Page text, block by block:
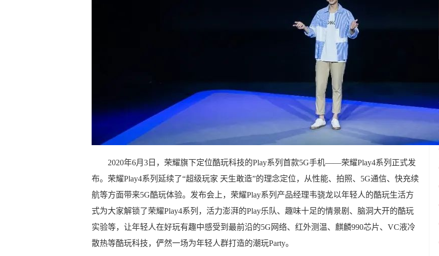
2020年6月3日，荣耀旗下定位酷玩科技的Play系列首款5G手机——荣耀Play4系列正式发
布。荣耀Play4系列延续了“超级玩家 天生敢造”的理念定位，从性能、拍照、5G通信、快充续
航等方面带来5G酷玩体验。发布会上，荣耀Play系列产品经理韦骁龙以年轻人的酷玩生活方
式为大家解锁了荣耀Play4系列，活力澎湃的Play乐队、趣味十足的情景剧、脑洞大开的酷玩
实验等，让年轻人在好玩有趣中感受到最前沿的5G网络、红外测温、麒麟990芯片、VC液冷
散热等酷玩科技，俨然一场为年轻人群打造的潮玩Party。